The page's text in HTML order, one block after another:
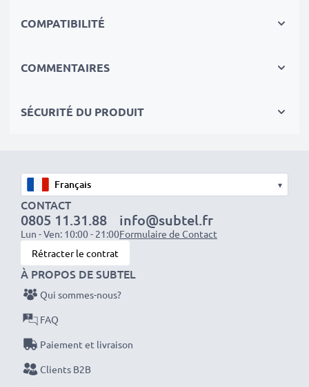
et rigoureux afin de respecter les normes de l'UE et
séances photo ou vidéo intensives et prolongées. Elles
supplémentaires pour les professionnels et les
amateurs.
Optez pour CELLONIC et ne faites aucun compromis
sur la qualité. Passez votre commande dès maintenant
!
COMPATIBILITÉ
COMMENTAIRES
SÉCURITÉ DU PRODUIT
▾
CONTACT
0805 11.31.88
Lun - Ven: 10:00 - 21:00
info@subtel.fr
Formulaire de Contact
Rétracter le contrat
À PROPOS DE SUBTEL
Qui sommes-nous?
FAQ
Paiement et livraison
Clients B2B